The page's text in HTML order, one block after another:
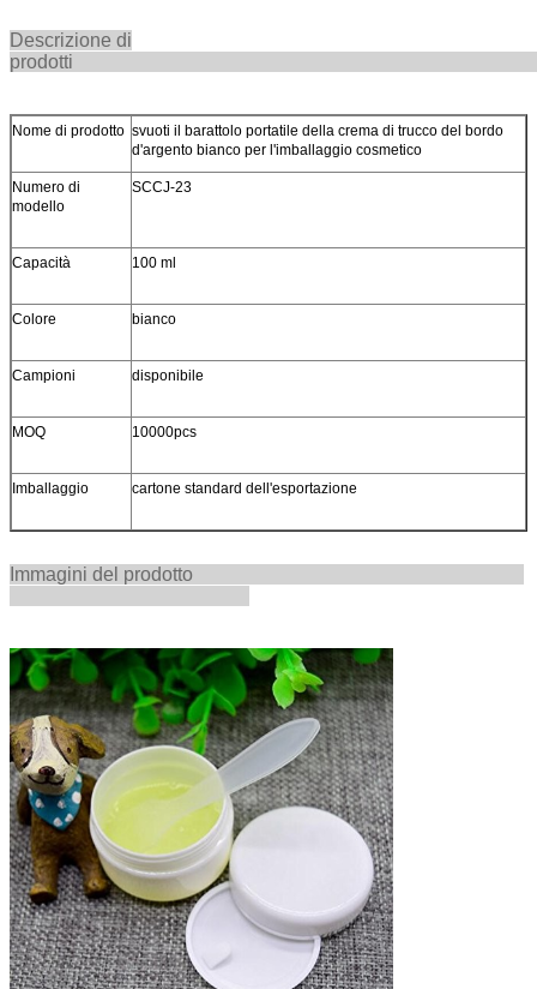
Descrizione di
Nome di prodotto svuoti il barattolo portatile della crema di trucco del bordo
d'argento bianco per l'imballaggio cosmetico
Numero di
modello
SCCJ-23
Capacità 100 ml
Colore bianco
Campioni disponibile
MOQ 10000pcs
Imballaggio cartone standard dell'esportazione
Immagini del prodotto